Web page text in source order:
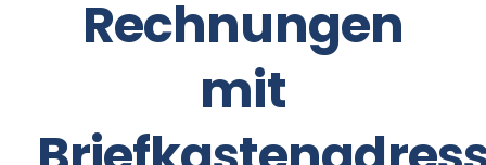
Rechnungen
mit